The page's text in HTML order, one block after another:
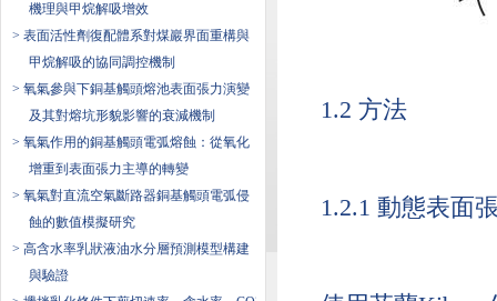
機理與甲烷解吸增效
> 表面活性劑復配體系對煤巖界面重構與
甲烷解吸的協同調控機制
> 氧氣參與下銅基觸頭熔池表面張力演變
及其對熔坑形貌影響的衰減機制
> 氧氣作用的銅基觸頭電弧熔蝕：從氧化
增重到表面張力主導的轉變
> 氧氣對直流空氣斷路器銅基觸頭電弧侵
蝕的數值模擬研究
> 高含水率乳狀液油水分層預測模型構建
與驗證
1.2 方法
1.2.1 動態表面